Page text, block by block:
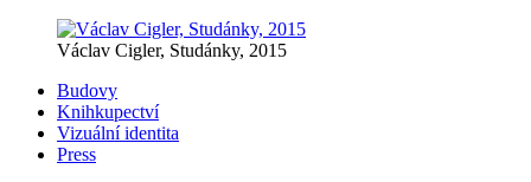
Václav Cigler, Studánky, 2015
Budovy
Knihkupectví
Vizuální identita
Press